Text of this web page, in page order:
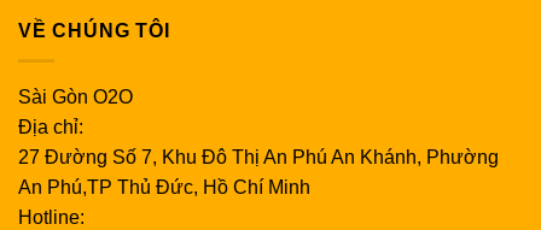
VỀ CHÚNG TÔI
Sài Gòn O2O
Địa chỉ:
27 Đường Số 7, Khu Đô Thị An Phú An Khánh, Phường
An Phú,TP Thủ Đức, Hồ Chí Minh
Hotline: